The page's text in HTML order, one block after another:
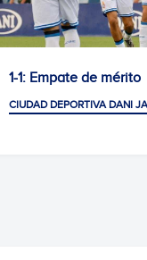
¡Ona Alves,
CIUDAD